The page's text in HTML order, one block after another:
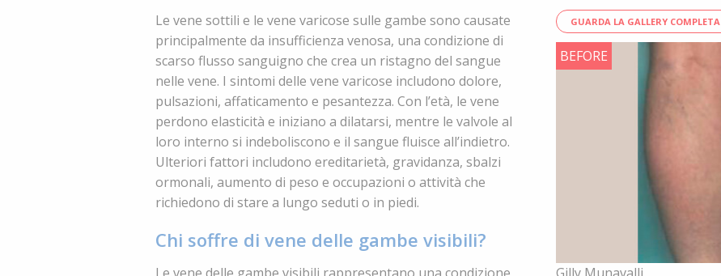
Le vene sottili e le vene varicose sulle gambe sono causate
principalmente da insufficienza venosa, una condizione di
scarso flusso sanguigno che crea un ristagno del sangue
nelle vene. I sintomi delle vene varicose includono dolore,
pulsazioni, affaticamento e pesantezza. Con l’età, le vene
perdono elasticità e iniziano a dilatarsi, mentre le valvole al
loro interno si indeboliscono e il sangue fluisce all’indietro.
Ulteriori fattori includono ereditarietà, gravidanza, sbalzi
ormonali, aumento di peso e occupazioni o attività che
richiedono di stare a lungo seduti o in piedi.
Chi soffre di vene delle gambe visibili?
GUARDA LA GALLERY COMPLETA
BEFORE